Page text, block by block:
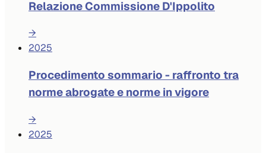
Relazione Commissione D'Ippolito
→
2025
Procedimento sommario - raffronto tra
norme abrogate e norme in vigore
→
2025